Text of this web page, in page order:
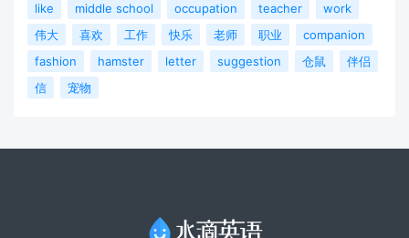
like
middle school occupation teacher
work
伟大
喜欢 工作 快乐 老师 职业
companion
fashion
hamster letter suggestion 仓鼠
伴侣
信
宠物